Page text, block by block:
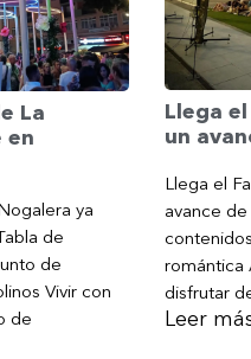
La
en
ya
de
de
Vivir con
de
Llega
un
Llega el
avance
romántica
disfrutar
Leer